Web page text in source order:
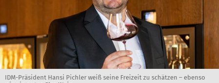
IDM-Präsident Hansi Pichler weiß seine Freizeit zu schätzen – ebenso